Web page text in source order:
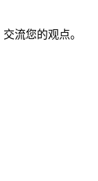
流您的观点。